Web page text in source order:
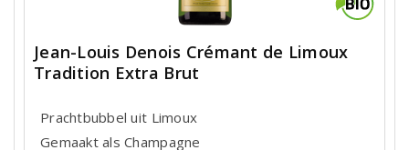
Jean-Louis Denois Crémant de Limoux
Tradition Extra Brut
Prachtbubbel uit Limoux
Gemaakt als Champagne